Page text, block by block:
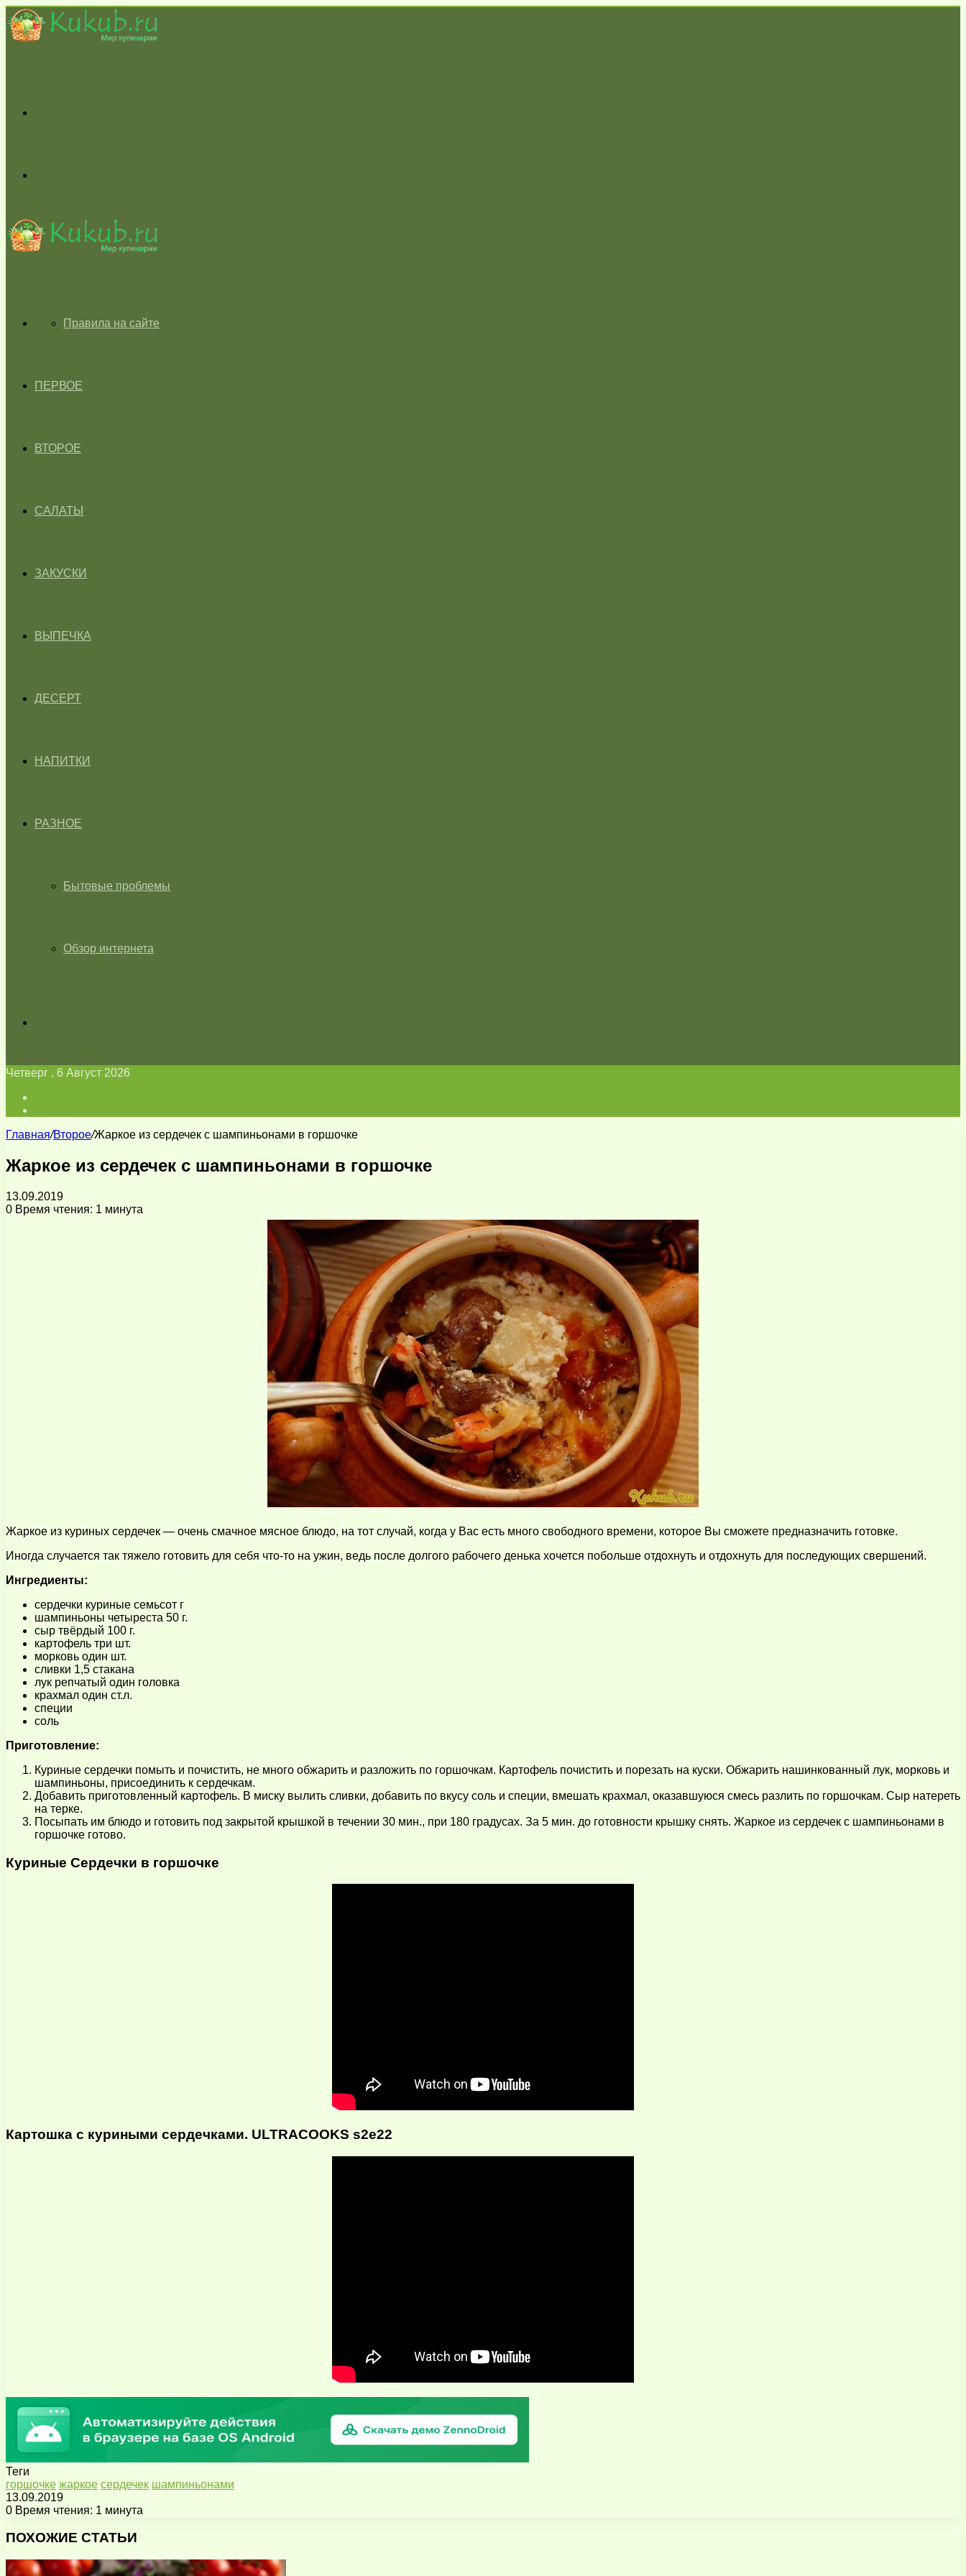
skin
ГЛАВНАЯПравила на сайте
ПЕРВОЕ
ВТОРОЕ
САЛАТЫ
ЗАКУСКИ
ВЫПЕЧКА
ДЕСЕРТ
НАПИТКИ
РАЗНОЕ
Бытовые проблемы
Обзор интернета
Четверг , 6 Август 2026
Главная/Второе/Жаркое из сердечек с шампиньонами в горшочке
Жаркое из сердечек с шампиньонами в горшочке
13.09.2019
0 Время чтения: 1 минута
Жаркое из куриных сердечек — очень смачное мясное блюдо, на тот случай, когда у Вас есть много свободного времени, которое Вы сможете предназначить готовке.
Иногда случается так тяжело готовить для себя что-то на ужин, ведь после долгого рабочего денька хочется побольше отдохнуть и отдохнуть для последующих свершений.
Ингредиенты:
сердечки куриные семьсот г
шампиньоны четыреста 50 г.
сыр твёрдый 100 г.
картофель три шт.
морковь один шт.
сливки 1,5 стакана
лук репчатый один головка
крахмал один ст.л.
специи
соль
Приготовление:
Куриные сердечки помыть и почистить, не много обжарить и разложить по горшочкам. Картофель почистить и порезать на куски. Обжарить нашинкованный лук, морковь и
шампиньоны, присоединить к сердечкам.
Добавить приготовленный картофель. В миску вылить сливки, добавить по вкусу соль и специи, вмешать крахмал, оказавшуюся смесь разлить по горшочкам. Сыр натереть
на терке.
Посыпать им блюдо и готовить под закрытой крышкой в течении 30 мин., при 180 градусах. За 5 мин. до готовности крышку снять. Жаркое из сердечек с шампиньонами в
горшочке готово.
Куриные Сердечки в горшочке
Картошка с куриными сердечками. ULTRACOOKS s2e22
Теги
горшочке жаркое сердечек шампиньонами
13.09.2019
0 Время чтения: 1 минута
через
почту
ПОХОЖИЕ СТАТЬИ